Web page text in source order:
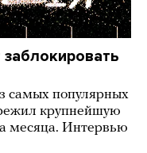
самых популярных
крупнейшую
месяца. Интервью